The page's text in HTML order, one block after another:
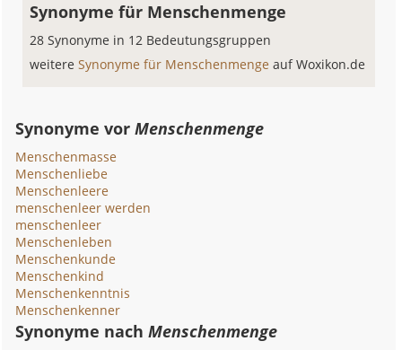
Synonyme für Menschenmenge
28 Synonyme in 12 Bedeutungsgruppen
weitereSynonyme für Menschenmengeauf Woxikon.de
Synonyme vorMenschenmenge
Menschenmasse
Menschenliebe
Menschenleere
menschenleer werden
menschenleer
Menschenleben
Menschenkunde
Menschenkind
Menschenkenntnis
Menschenkenner
Synonyme nachMenschenmenge